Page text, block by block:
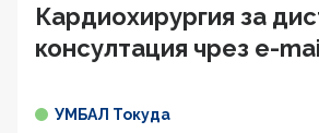
Кардиохирургия за
консултация чрез e-
УМБАЛ Токуда